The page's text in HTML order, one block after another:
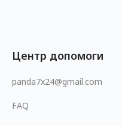
Центр допомоги
panda7x24@gmail.com
FAQ